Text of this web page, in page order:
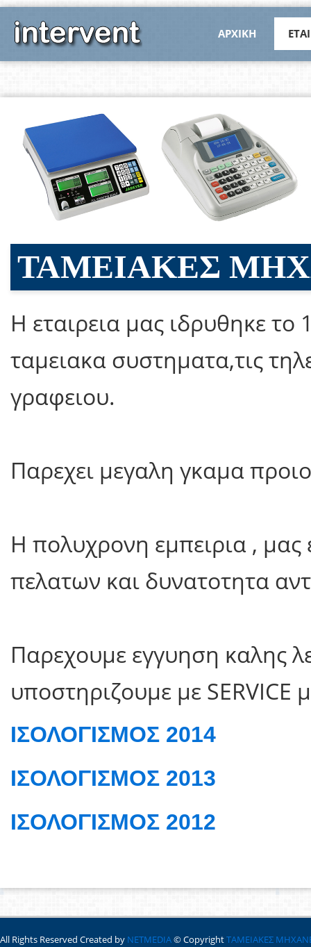
ΤΑΜΕΙΑΚΕΣ
Η εταιρεια μας ιδρυθηκε το
ταμειακα συστηματα,τις
γραφειου.
Παρεχει μεγαλη γκαμα
Η πολυχρονη εμπειρια ,
πελατων και δυνατοτητα
Παρεχουμε εγγυηση καλης
υποστηριζουμε με SERVICE
ΙΣΟΛΟΓΙΣΜΟΣ 2014
ΙΣΟΛΟΓΙΣΜΟΣ 2013
ΙΣΟΛΟΓΙΣΜΟΣ 2012
ΑΡΧΙΚΗ
All Rights Reserved Created by NETMEDIA© CopyrightΤΑΜΕΙΑΚΕΣ